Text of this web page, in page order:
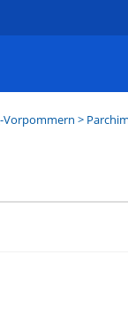
Vorpommern >